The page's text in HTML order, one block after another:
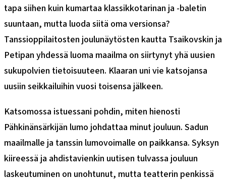
tapa siihen kuin kumartaa klassikkotarinan ja -baletin
suuntaan, mutta luoda siitä oma versionsa?
Tanssioppilaitosten joulunäytösten kautta Tsaikovskin ja
Petipan yhdessä luoma maailma on siirtynyt yhä uusien
sukupolvien tietoisuuteen. Klaaran uni vie katsojansa
uusiin seikkailuihin vuosi toisensa jälkeen.
Katsomossa istuessani pohdin, miten hienosti
Pähkinänsärkijän lumo johdattaa minut jouluun. Sadun
maailmalle ja tanssin lumovoimalle on paikkansa. Syksyn
kiireessä ja ahdistavienkin uutisen tulvassa jouluun
laskeutuminen on unohtunut, mutta teatterin penkissä